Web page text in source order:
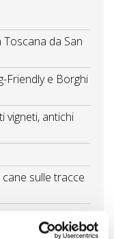
Toscana da San
Friendly e Borghi
vigneti, antichi
sulle tracce